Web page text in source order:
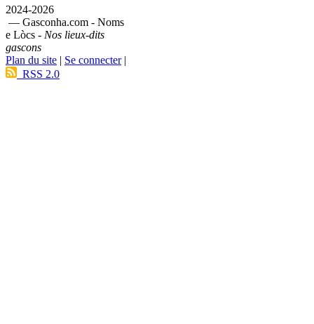
2024-2026
— Gasconha.com - Noms
e Lòcs - Nos lieux-dits
gascons
Plan du site | Se connecter|
RSS 2.0